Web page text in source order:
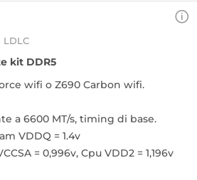
LDLC
kit DDR5
wifi o Z690 Carbon wifi.
a 6600 MT/s, timing di base.
VDDQ = 1.4v
= 0,996v, Cpu VDD2 = 1,196v